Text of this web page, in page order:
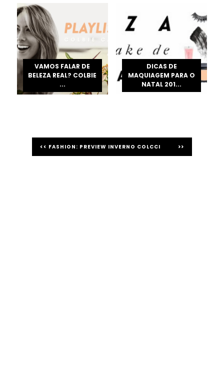
VAMOS FALAR DE
BELEZA REAL? COLBIE
...
DICAS DE
MAQUIAGEM PARA O
NATAL 201...
<< FASHION: PREVIEW INVERNO COLCCI >>